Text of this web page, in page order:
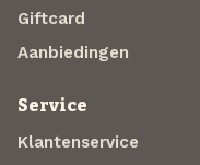
Giftcard
Aanbiedingen
Service
Klantenservice